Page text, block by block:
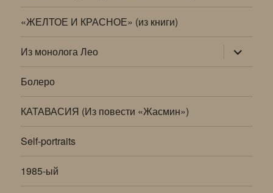
«ЖЕЛТОЕ И КРАСНОЕ» (из книги)
Из монолога Лео раскрыть
дочернее
меню
Болеро
КАТАВАСИЯ (Из повести «Жасмин»)
Self-portraits
1985-ый